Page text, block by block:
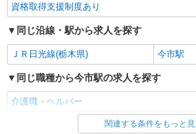
資格取得支援制度あり
同じ沿線・駅から求人を探す
ＪＲ日光線(栃木県) 今市駅
同じ職種から今市駅の求人を探す
介護職・ヘルパー
同じ雇用形態から今市駅の求人を探す
関連する条件をもっと